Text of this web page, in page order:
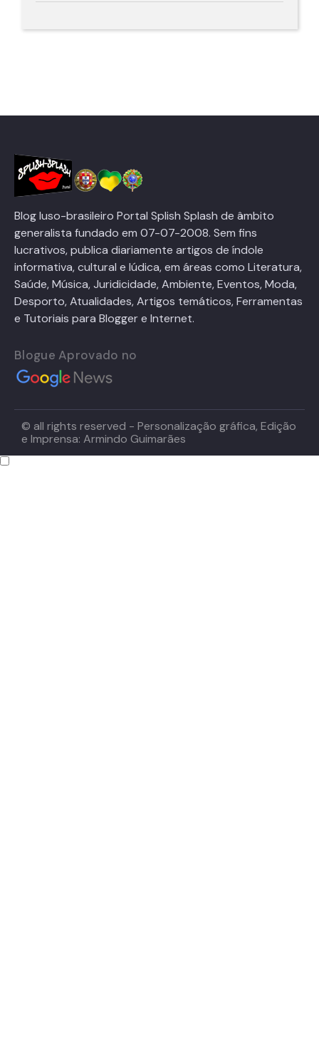
Blog luso-brasileiro Portal Splish Splash de âmbito
generalista fundado em 07-07-2008. Sem fins
lucrativos, publica diariamente artigos de índole
informativa, cultural e lúdica, em áreas como Literatura,
Saúde, Música, Juridicidade, Ambiente, Eventos, Moda,
Desporto, Atualidades, Artigos temáticos, Ferramentas
e Tutoriais para Blogger e Internet.
Blogue Aprovado no
© all rights reserved - Personalização gráfica, Edição
e Imprensa: Armindo Guimarães